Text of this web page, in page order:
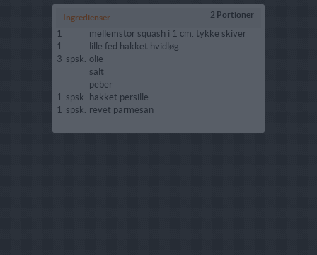
Ingredienser 2 Portioner
1
mellemstor squash i 1 cm. tykke skiver
1
lille fed hakket hvidløg
3 spsk. olie
salt
peber
1 spsk. hakket persille
1 spsk. revet parmesan